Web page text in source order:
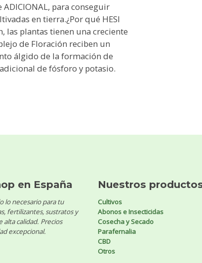
para conseguir
en tierra.¿Por qué HESI
las plantas tienen una creciente
de Floración reciben un
álgido de la formación de
de fósforo y potasio.
en España
lo necesario para tu
fertilizantes, sustratos y
alta calidad. Precios
excepcional.
Nuestros
Cultivos
Abonos e Insecticidas
Cosecha y Secado
Parafernalia
CBD
Otros